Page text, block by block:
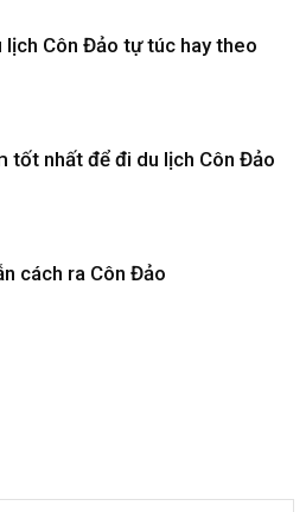
lịch Côn Đảo tự túc hay theo
tốt nhất để đi du lịch Côn Đảo
cách ra Côn Đảo